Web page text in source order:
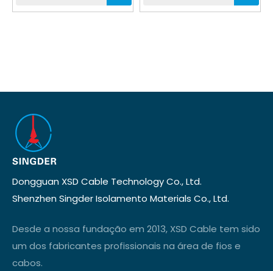
Dongguan XSD Cable Technology Co., Ltd.
Shenzhen Singder Isolamento Materials Co., Ltd.
Desde a nossa fundação em 2013, XSD Cable tem sido
um dos fabricantes profissionais na área de fios e
cabos.